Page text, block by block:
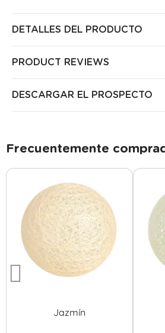
DETALLES DEL PRODUCTO
PRODUCT REVIEWS
DESCARGAR EL PROSPECTO
Frecuentemente
Jazmín